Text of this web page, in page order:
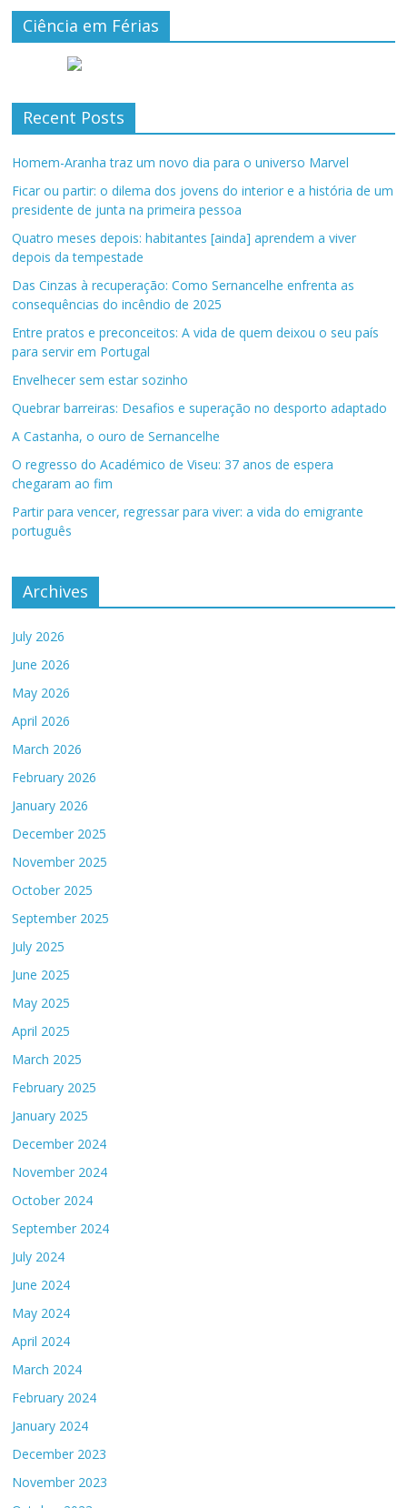
Ciência em Férias
Recent Posts
Homem-Aranha traz um novo dia para o universo Marvel
Ficar ou partir: o dilema dos jovens do interior e a história de um
presidente de junta na primeira pessoa
Quatro meses depois: habitantes [ainda] aprendem a viver
depois da tempestade
Das Cinzas à recuperação: Como Sernancelhe enfrenta as
consequências do incêndio de 2025
Entre pratos e preconceitos: A vida de quem deixou o seu país
para servir em Portugal
Envelhecer sem estar sozinho
Quebrar barreiras: Desafios e superação no desporto adaptado
A Castanha, o ouro de Sernancelhe
O regresso do Académico de Viseu: 37 anos de espera
chegaram ao fim
Partir para vencer, regressar para viver: a vida do emigrante
português
Archives
July 2026
June 2026
May 2026
April 2026
March 2026
February 2026
January 2026
December 2025
November 2025
October 2025
September 2025
July 2025
June 2025
May 2025
April 2025
March 2025
February 2025
January 2025
December 2024
November 2024
October 2024
September 2024
July 2024
June 2024
May 2024
April 2024
March 2024
February 2024
January 2024
December 2023
November 2023